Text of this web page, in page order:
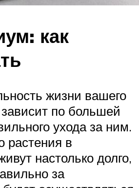
как
жизни вашего
по большей
ухода за ним.
растения в
настолько долго,
за